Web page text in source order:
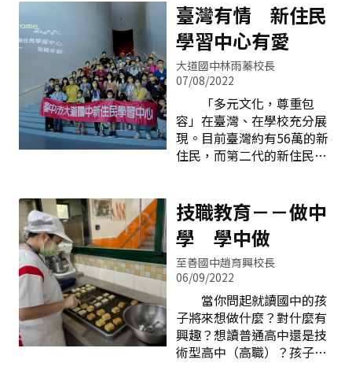
中，建立一個多元文化互動
的良好模式和認知，並透過
教育協助其適應臺灣社會，
亦透過教育協助其子女發展
潛能、厚植其競爭力，這些
都是政府單位所必須深刻關
注的重要課題。 臺中市
為配合教育部國民及學前教
育署108新課綱納入新住民
語文課程實施，將全市學校
心承辦學校辦理新住民語文
課程師資聯合共聘作業，以
滿足108新課綱納入新住民
語文課程後新住民語文師資
需求，110學年度新住民語
文課程計967名學生選修，
共計開設423班（國小386
班、國中37班）。另偏遠地
區或選修少數語種而無法聘
任師資之學校，本市亦協助
臺灣有情 新住民
學習中心有愛
大道國中林雨蓁校長
07/08/2022
「多元文化，尊重包
容」在臺灣、在學校充分展
現。目前臺灣約有56萬的新
住民，而第二代的新住民孩
教育，而在不同階段的校園
裡，學校教育在地學生要懂
得尊重、包容異地文化，讓
不同文化群體能和平共存，
創造共好、共享的校園環
境，讓新住民孩子們能不斷
地在學校學習，活出自己，
創造屬於自己亮麗的舞台。
本校七百多位學生中就有一
百多位新住民，七分之一的
技職教育－－做中
學 學中做
至善國中趙育興校長
06/09/2022
當你問起就讀國中的孩
子將來想做什麼？對什麼有
興趣？想讀普通高中還是技
術型高中（高職）？孩子回